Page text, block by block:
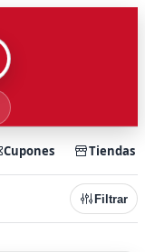
Cupones Tiendas
Filtrar